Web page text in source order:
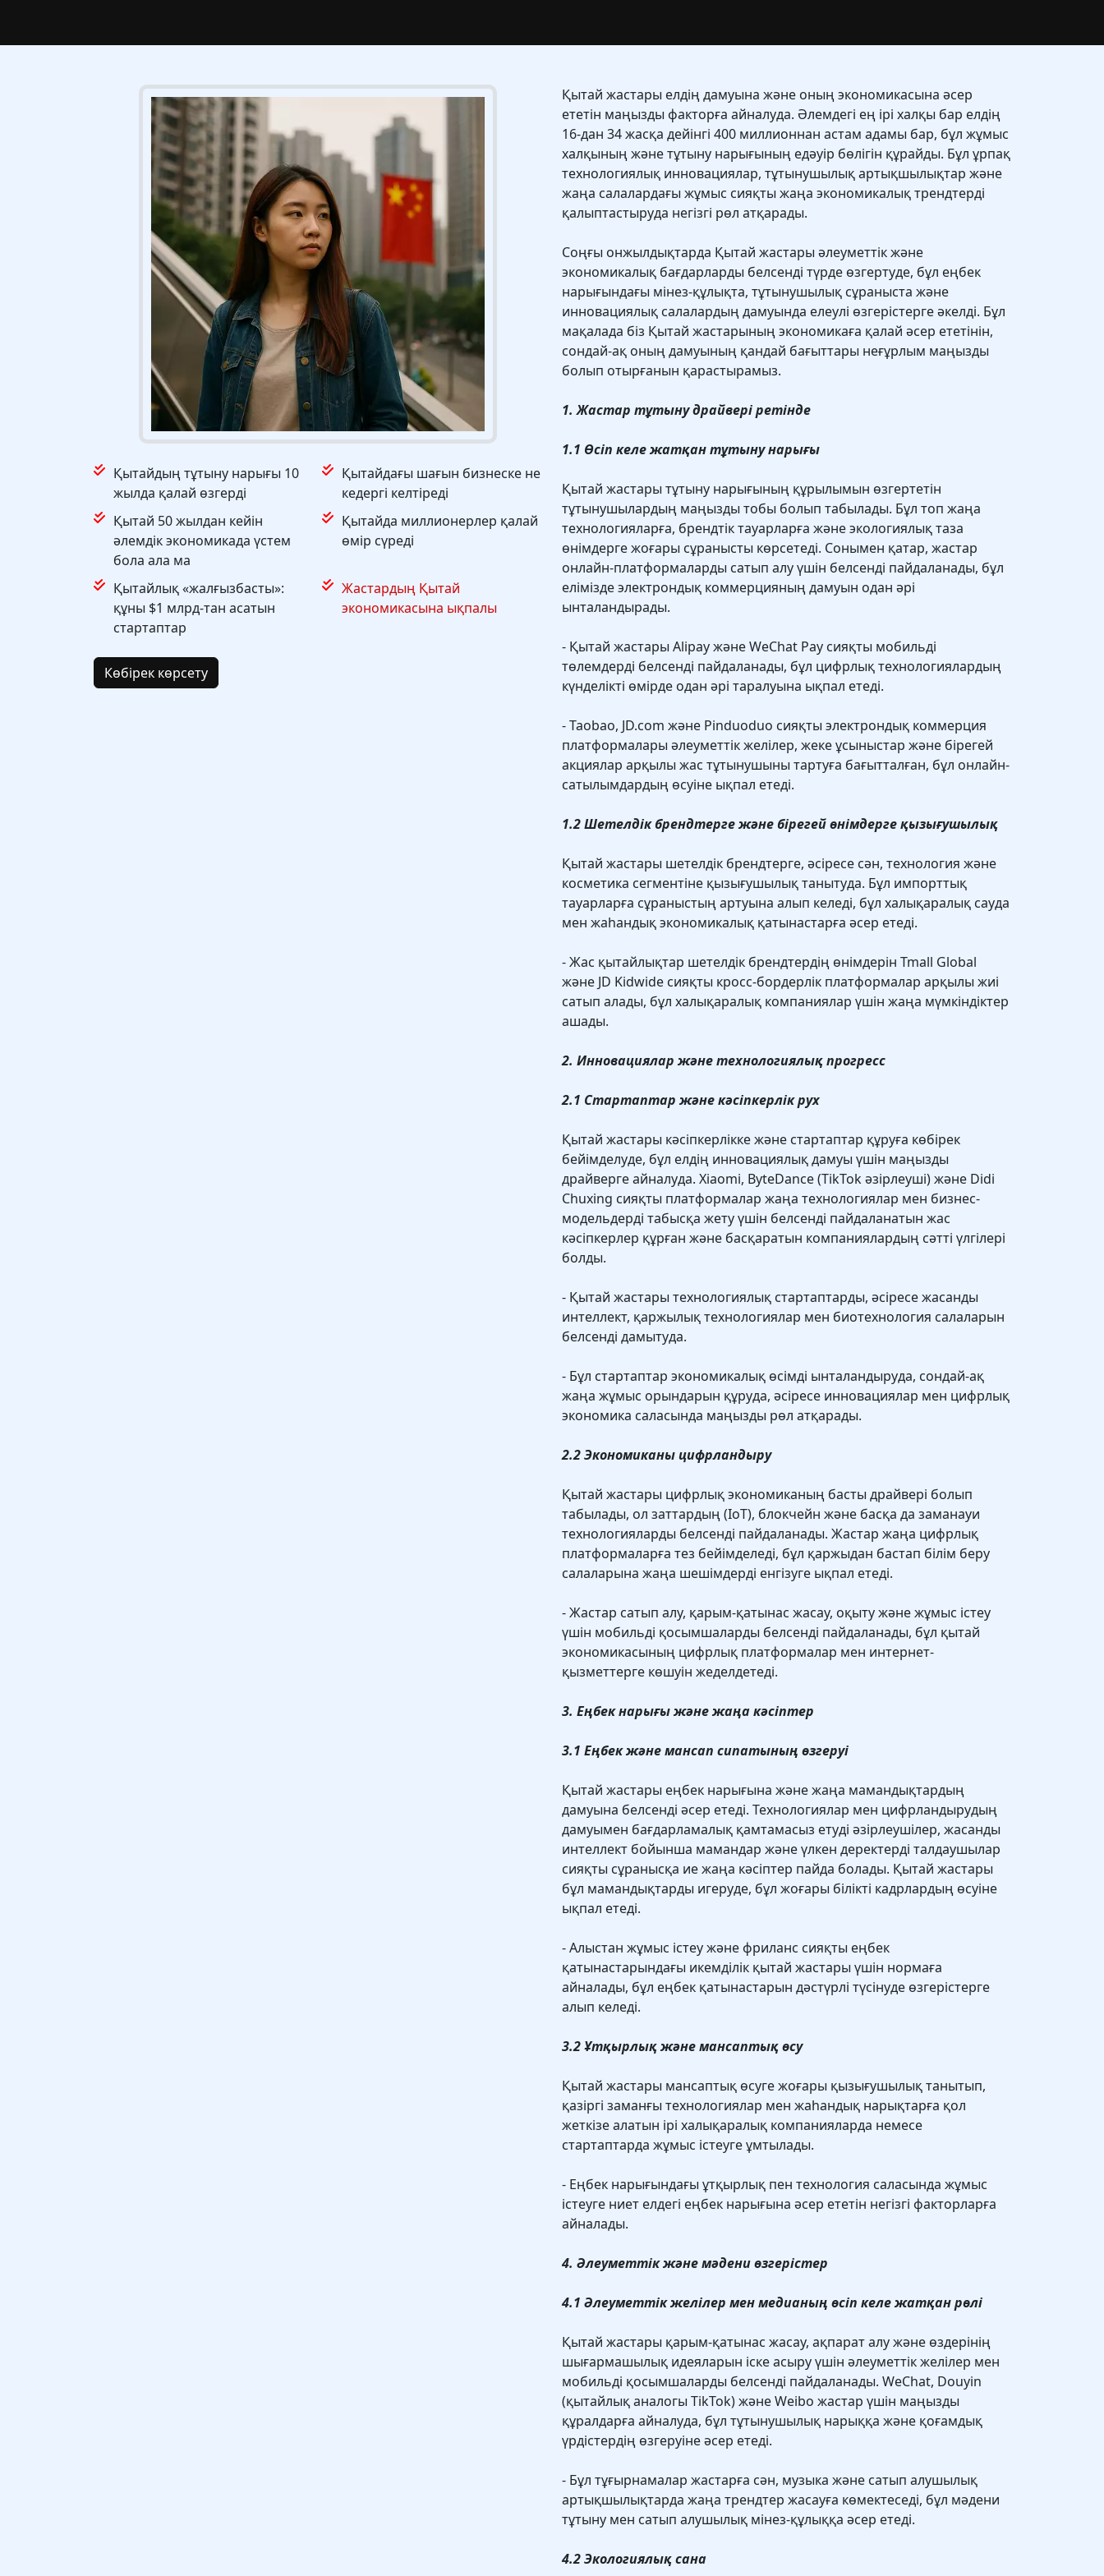
Қытайдың тұтыну нарығы 10
жылда қалай өзгерді
Қытайдағы шағын бизнеске не
кедергі келтіреді
Қытай 50 жылдан кейін
әлемдік экономикада үстем
бола ала ма
Қытайда миллионерлер қалай
өмір сүреді
Қытайлық «жалғызбасты»:
құны $1 млрд-тан асатын
стартаптар
Жастардың Қытай
экономикасына ықпалы
Көбірек көрсету
Қытай жастары елдің дамуына және оның экономикасына әсер
ететін маңызды факторға айналуда. Әлемдегі ең ірі халқы бар елдің
16-дан 34 жасқа дейінгі 400 миллионнан астам адамы бар, бұл жұмыс
халқының және тұтыну нарығының едәуір бөлігін құрайды. Бұл ұрпақ
технологиялық инновациялар, тұтынушылық артықшылықтар және
жаңа салалардағы жұмыс сияқты жаңа экономикалық трендтерді
қалыптастыруда негізгі рөл атқарады.
Соңғы онжылдықтарда Қытай жастары әлеуметтік және
экономикалық бағдарларды белсенді түрде өзгертуде, бұл еңбек
нарығындағы мінез-құлықта, тұтынушылық сұраныста және
инновациялық салалардың дамуында елеулі өзгерістерге әкелді. Бұл
мақалада біз Қытай жастарының экономикаға қалай әсер ететінін,
сондай-ақ оның дамуының қандай бағыттары неғұрлым маңызды
болып отырғанын қарастырамыз.
1. Жастар тұтыну драйвері ретінде
1.1 Өсіп келе жатқан тұтыну нарығы
Қытай жастары тұтыну нарығының құрылымын өзгертетін
тұтынушылардың маңызды тобы болып табылады. Бұл топ жаңа
технологияларға, брендтік тауарларға және экологиялық таза
өнімдерге жоғары сұранысты көрсетеді. Сонымен қатар, жастар
онлайн-платформаларды сатып алу үшін белсенді пайдаланады, бұл
елімізде электрондық коммерцияның дамуын одан әрі
ынталандырады.
- Қытай жастары Alipay және WeChat Pay сияқты мобильді
төлемдерді белсенді пайдаланады, бұл цифрлық технологиялардың
күнделікті өмірде одан әрі таралуына ықпал етеді.
- Taobao, JD.com және Pinduoduo сияқты электрондық коммерция
платформалары әлеуметтік желілер, жеке ұсыныстар және бірегей
акциялар арқылы жас тұтынушыны тартуға бағытталған, бұл онлайн-
сатылымдардың өсуіне ықпал етеді.
1.2 Шетелдік брендтерге және бірегей өнімдерге қызығушылық
Қытай жастары шетелдік брендтерге, әсіресе сән, технология және
косметика сегментіне қызығушылық танытуда. Бұл импорттық
тауарларға сұраныстың артуына алып келеді, бұл халықаралық сауда
мен жаһандық экономикалық қатынастарға әсер етеді.
- Жас қытайлықтар шетелдік брендтердің өнімдерін Tmall Global
және JD Kidwide сияқты кросс-бордерлік платформалар арқылы жиі
сатып алады, бұл халықаралық компаниялар үшін жаңа мүмкіндіктер
ашады.
2. Инновациялар және технологиялық прогресс
2.1 Стартаптар және кәсіпкерлік рух
Қытай жастары кәсіпкерлікке және стартаптар құруға көбірек
бейімделуде, бұл елдің инновациялық дамуы үшін маңызды
драйверге айналуда. Xiaomi, ByteDance (TikTok әзірлеуші) және Didi
Chuxing сияқты платформалар жаңа технологиялар мен бизнес-
модельдерді табысқа жету үшін белсенді пайдаланатын жас
кәсіпкерлер құрған және басқаратын компаниялардың сәтті үлгілері
болды.
- Қытай жастары технологиялық стартаптарды, әсіресе жасанды
интеллект, қаржылық технологиялар мен биотехнология салаларын
белсенді дамытуда.
- Бұл стартаптар экономикалық өсімді ынталандыруда, сондай-ақ
жаңа жұмыс орындарын құруда, әсіресе инновациялар мен цифрлық
экономика саласында маңызды рөл атқарады.
2.2 Экономиканы цифрландыру
Қытай жастары цифрлық экономиканың басты драйвері болып
табылады, ол заттардың (IoT), блокчейн және басқа да заманауи
технологияларды белсенді пайдаланады. Жастар жаңа цифрлық
платформаларға тез бейімделеді, бұл қаржыдан бастап білім беру
салаларына жаңа шешімдерді енгізуге ықпал етеді.
- Жастар сатып алу, қарым-қатынас жасау, оқыту және жұмыс істеу
үшін мобильді қосымшаларды белсенді пайдаланады, бұл қытай
экономикасының цифрлық платформалар мен интернет-
қызметтерге көшуін жеделдетеді.
3. Еңбек нарығы және жаңа кәсіптер
3.1 Еңбек және мансап сипатының өзгеруі
Қытай жастары еңбек нарығына және жаңа мамандықтардың
дамуына белсенді әсер етеді. Технологиялар мен цифрландырудың
дамуымен бағдарламалық қамтамасыз етуді әзірлеушілер, жасанды
интеллект бойынша мамандар және үлкен деректерді талдаушылар
сияқты сұранысқа ие жаңа кәсіптер пайда болады. Қытай жастары
бұл мамандықтарды игеруде, бұл жоғары білікті кадрлардың өсуіне
ықпал етеді.
- Алыстан жұмыс істеу және фриланс сияқты еңбек
қатынастарындағы икемділік қытай жастары үшін нормаға
айналады, бұл еңбек қатынастарын дәстүрлі түсінуде өзгерістерге
алып келеді.
3.2 Ұтқырлық және мансаптық өсу
Қытай жастары мансаптық өсуге жоғары қызығушылық танытып,
қазіргі заманғы технологиялар мен жаһандық нарықтарға қол
жеткізе алатын ірі халықаралық компанияларда немесе
стартаптарда жұмыс істеуге ұмтылады.
- Еңбек нарығындағы ұтқырлық пен технология саласында жұмыс
істеуге ниет елдегі еңбек нарығына әсер ететін негізгі факторларға
айналады.
4. Әлеуметтік және мәдени өзгерістер
4.1 Әлеуметтік желілер мен медианың өсіп келе жатқан рөлі
Қытай жастары қарым-қатынас жасау, ақпарат алу және өздерінің
шығармашылық идеяларын іске асыру үшін әлеуметтік желілер мен
мобильді қосымшаларды белсенді пайдаланады. WeChat, Douyin
(қытайлық аналогы TikTok) және Weibo жастар үшін маңызды
құралдарға айналуда, бұл тұтынушылық нарыққа және қоғамдық
үрдістердің өзгеруіне әсер етеді.
- Бұл тұғырнамалар жастарға сән, музыка және сатып алушылық
артықшылықтарда жаңа трендтер жасауға көмектеседі, бұл мәдени
тұтыну мен сатып алушылық мінез-құлыққа әсер етеді.
4.2 Экологиялық сана